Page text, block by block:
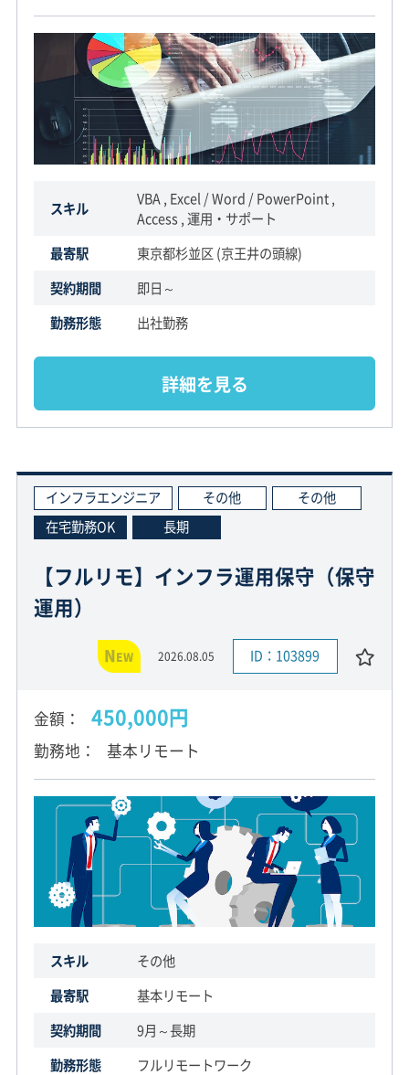
スキル
VBA , Excel / Word / PowerPoint ,
Access , 運用・サポート
最寄駅
東京都杉並区 (京王井の頭線)
契約期間
即日～
勤務形態
出社勤務
詳細を見る
インフラエンジニア その他
その他
在宅勤務OK
長期
【フルリモ】インフラ運用保守（保守
運用）
NEW 2026.08.05 ID：103899
金額 450,000円
勤務地 基本リモート
スキル
その他
最寄駅
基本リモート
契約期間
9月～長期
勤務形態
フルリモートワーク